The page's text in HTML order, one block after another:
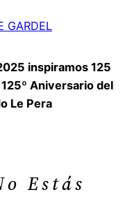
GARDEL
inspiramos 125
Aniversario del
Le Pera
Estás